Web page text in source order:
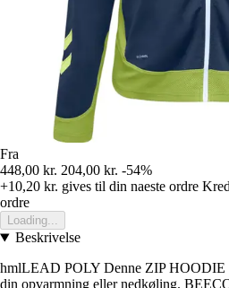
Fra
448,00 kr. 204,00 kr. -54%
+10,20 kr. gives til din naeste ordre
ordre
Loading...
Beskrivelse
hmlLEAD POLY Denne ZIP HOODIE
din opvarmning eller nedkøling.